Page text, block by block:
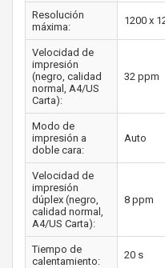
Resolución
máxima:
1200 x
Velocidad de
impresión
(negro, calidad
normal, A4/US
Carta):
32 ppm
Modo de
impresión a
doble cara:
Auto
Velocidad de
impresión
dúplex (negro,
calidad normal,
A4/US Carta):
8 ppm
Tiempo de
calentamiento:
20 s